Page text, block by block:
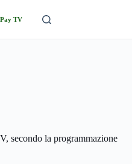
Pay TV
secondo la programmazione